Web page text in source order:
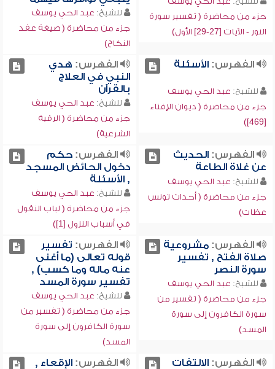
جزء من محاضرة ( تفسير سورة
النور - الآيات [27-29] الأول)
للشيخ: عبد الحي يوسف
جزء من محاضرة ( صيغة عقد
النكاح)
الفهرس:الأسئلة
للشيخ: عبد الحي يوسف
جزء من محاضرة ( ديوان الإفتاء
[469])
الفهرس: هدي
النبي في العلاج
بالقرآن
للشيخ: عبد الحي يوسف
جزء من محاضرة ( الرقية
الشرعية)
الفهرس:الحديث
عن غلاة الطاعة
للشيخ: عبد الحي يوسف
جزء من محاضرة ( أحداث تونس
عظات)
الفهرس:حكم
دخول الحائض المسجد
, الأسئلة
للشيخ: عبد الحي يوسف
جزء من محاضرة ( لباب النقول
في أسباب النزول [1])
الفهرس:مشروعية
صلاة الفتح , تفسير
سورة النصر
للشيخ: عبد الحي يوسف
جزء من محاضرة ( تفسير من
سورة الكافرون إلى سورة
المسد)
الفهرس: تفسير
قوله تعالى (ما أغنى
عنه ماله وما كسب) ,
تفسير سورة المسد
للشيخ: عبد الحي يوسف
جزء من محاضرة ( تفسير من
سورة الكافرون إلى سورة
المسد)
الفهرس:الالتفات
الفهرس:الإقعاء ,